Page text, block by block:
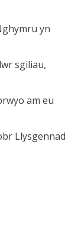
yn
sgiliau,
am eu
Llysgennad